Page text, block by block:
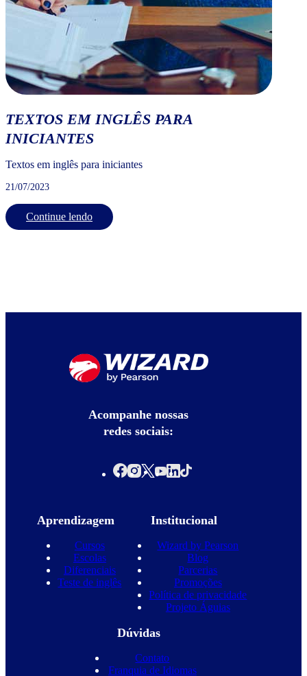
TEXTOS EM INGLÊS PARA
INICIANTES
Textos em inglês para iniciantes
21/07/2023
Continue lendo
Acompanhe nossas
redes sociais:
Aprendizagem
Cursos
Escolas
Diferenciais
Teste de inglês
Institucional
Wizard by Pearson
Blog
Parcerias
Promoções
Política de privacidade
Projeto Águias
Dúvidas
Contato
Franquia de Idiomas